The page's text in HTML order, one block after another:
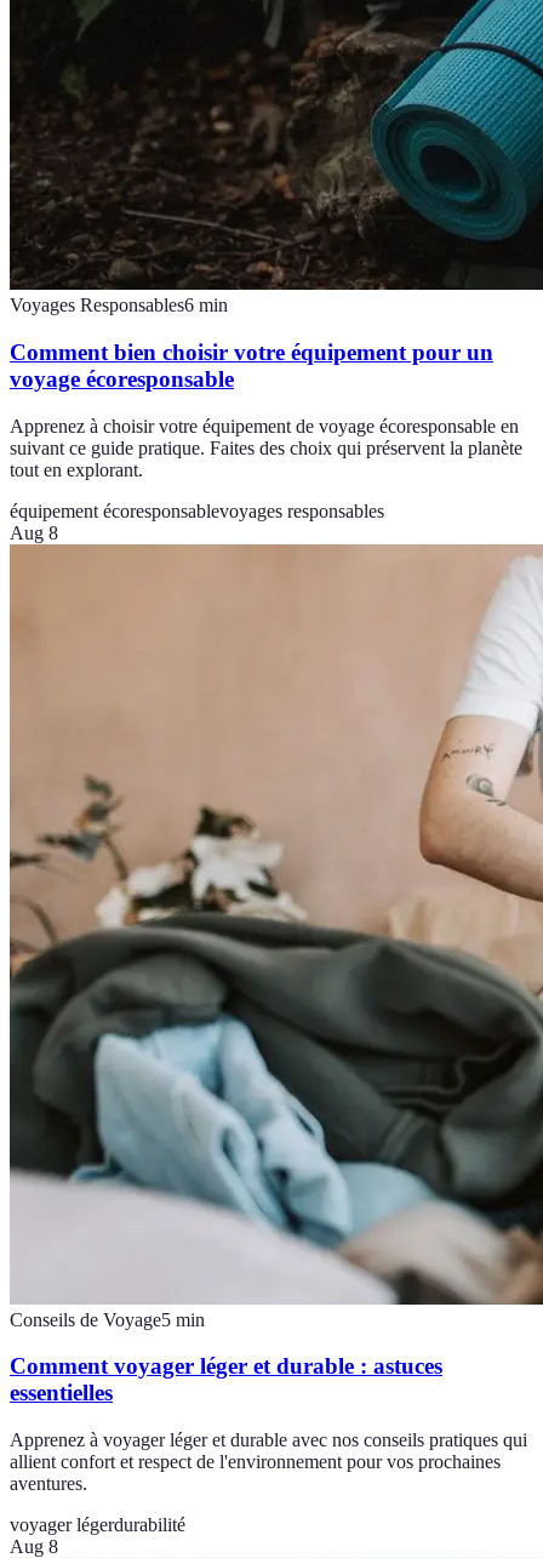
Voyages Responsables6 min
Comment bien choisir votre équipement pour un
voyage écoresponsable
Apprenez à choisir votre équipement de voyage écoresponsable en
suivant ce guide pratique. Faites des choix qui préservent la planète
tout en explorant.
équipement écoresponsablevoyages responsables
Aug 8
Conseils de Voyage5 min
Comment voyager léger et durable : astuces
essentielles
Apprenez à voyager léger et durable avec nos conseils pratiques qui
allient confort et respect de l'environnement pour vos prochaines
aventures.
voyager légerdurabilité
Aug 8